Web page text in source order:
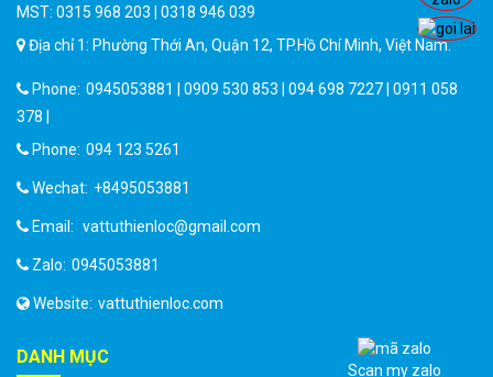
MST: 0315 968 203 | 0318 946 039
Địa chỉ 1: Phường Thới An, Quận 12, TP.Hồ Chí Minh, Việt Nam.
Phone: 0945053881 | 0909 530 853 | 094 698 7227 | 0911 058
378 |
Phone: 094 123 5261
Wechat: +8495053881
Email: vattuthienloc@gmail.com
Zalo: 0945053881
Website: vattuthienloc.com
DANH MỤC
Scan my zalo